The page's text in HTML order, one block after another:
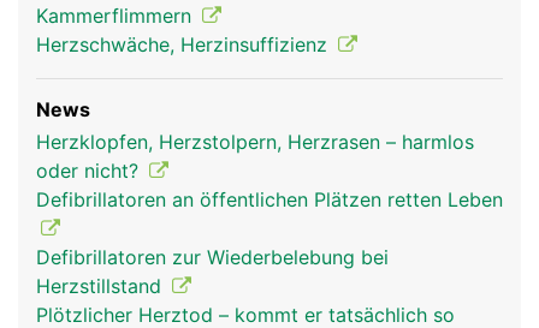
Kammerflimmern
Herzschwäche, Herzinsuffizienz
News
Herzklopfen, Herzstolpern, Herzrasen – harmlos
oder nicht?
Defibrillatoren an öffentlichen Plätzen retten Leben
Defibrillatoren zur Wiederbelebung bei
Herzstillstand
Plötzlicher Herztod – kommt er tatsächlich so